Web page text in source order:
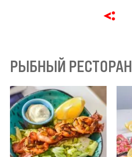
РЫБНЫЙ РЕСТОРАН